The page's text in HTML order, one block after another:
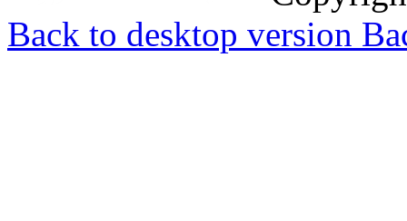
Back to desktop version